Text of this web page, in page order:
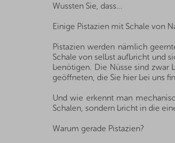
Wussten Sie, dass...
Einige Pistazien mit Schale von
Pistazien werden nämlich
Schale von selbst aufbricht und
benötigen. Die Nüsse sind zwar
geöffneten, die Sie hier bei uns
Und wie erkennt man
Schalen, sondern bricht in die
Warum gerade Pistazien?